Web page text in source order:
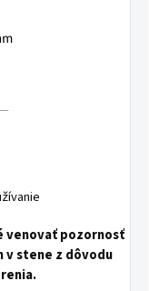
venovať pozornosť
v stene z dôvodu